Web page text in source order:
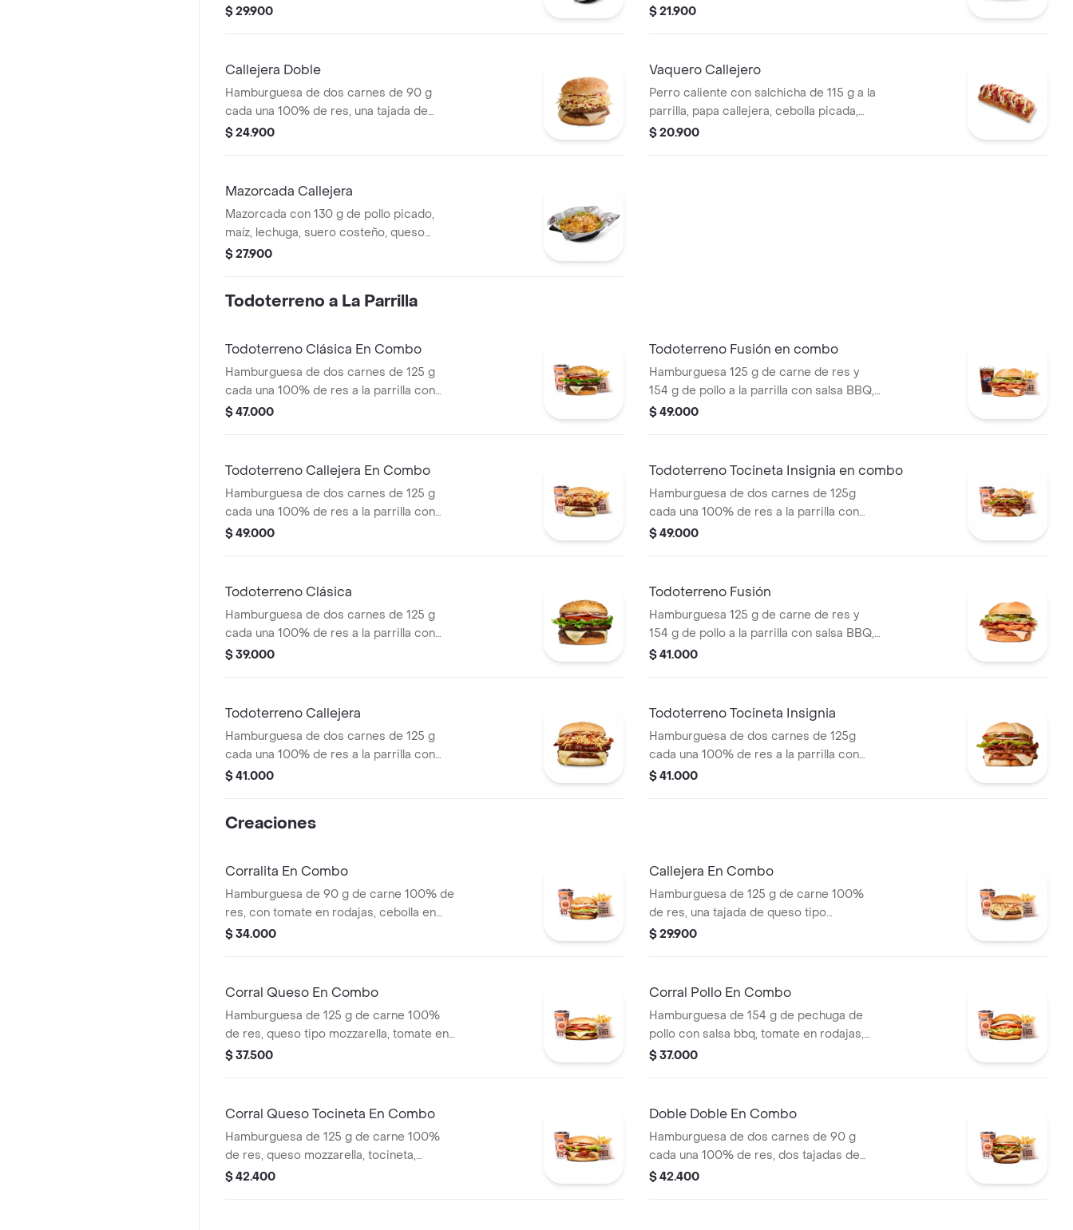
costeño, salsa BBQ, salsa Corral, salsa
$ 29.900
mozzarella, papas callejera, salsa blanca,
$ 21.900
Callejera Doble
Hamburguesa de dos carnes de 90 g
cada una 100% de res, una tajada de
queso tipo mozzarella, papas callejera,
$ 24.900
Vaquero Callejero
Perro caliente con salchicha de 115 g a la
parrilla, papa callejera, cebolla picada,
salsa blanca, salsa de tomate y mostaza
$ 20.900
Mazorcada Callejera
Mazorcada con 130 g de pollo picado,
maíz, lechuga, suero costeño, queso
costeño, salsa BBQ, salsa Corral, salsa
$ 27.900
Todoterreno a La Parrilla
Todoterreno Clásica En Combo
Hamburguesa de dos carnes de 125 g
cada una 100% de res a la parrilla con
salsa bbq, queso mozzarella, lechuga,
$ 47.000
Todoterreno Fusión en combo
Hamburguesa 125 g de carne de res y
154 g de pollo a la parrilla con salsa BBQ,
tocineta, queso mozzarella, pepinillos,
cascos) + bebida PET
$ 49.000
Todoterreno Callejera En Combo
Hamburguesa de dos carnes de 125 g
cada una 100% de res a la parrilla con
salsa bbq, tocineta, queso mozzarella,
$ 49.000
Todoterreno Tocineta Insignia en combo
Hamburguesa de dos carnes de 125g
cada una 100% de res a la parrilla con
salsa BBQ, tocineta, queso mozzarella,
papa + papas Corral medianas + bebida
$ 49.000
Todoterreno Clásica
Hamburguesa de dos carnes de 125 g
cada una 100% de res a la parrilla con
salsa bbq, queso mozzarella, lechuga,
$ 39.000
Todoterreno Fusión
Hamburguesa 125 g de carne de res y
154 g de pollo a la parrilla con salsa BBQ,
tocineta, queso mozzarella, pepinillos,
$ 41.000
Todoterreno Callejera
Hamburguesa de dos carnes de 125 g
cada una 100% de res a la parrilla con
salsa bbq, tocineta, queso mozzarella,
$ 41.000
Todoterreno Tocineta Insignia
Hamburguesa de dos carnes de 125g
cada una 100% de res a la parrilla con
salsa BBQ, tocineta, queso mozzarella,
$ 41.000
Creaciones
Corralita En Combo
Hamburguesa de 90 g de carne 100% de
res, con tomate en rodajas, cebolla en
rodajas, lechuga, salsa blanca y salsa de
$ 34.000
Callejera En Combo
Hamburguesa de 125 g de carne 100%
de res, una tajada de queso tipo
mozzarella, papas callejera, salsa blanca,
$ 29.900
Corral Queso En Combo
Hamburguesa de 125 g de carne 100%
de res, queso tipo mozzarella, tomate en
rodajas, cebolla en rodajas, lechuga y
$ 37.500
Corral Pollo En Combo
Hamburguesa de 154 g de pechuga de
pollo con salsa bbq, tomate en rodajas,
cebolla en rodajas, lechuga y salsa blanca
$ 37.000
Corral Queso Tocineta En Combo
Hamburguesa de 125 g de carne 100%
de res, queso mozzarella, tocineta,
tomate en rodajas, cebolla en rodajas,
$ 42.400
Doble Doble En Combo
Hamburguesa de dos carnes de 90 g
cada una 100% de res, dos tajadas de
queso tipo mozzarella, cebolla grillé,
$ 42.400